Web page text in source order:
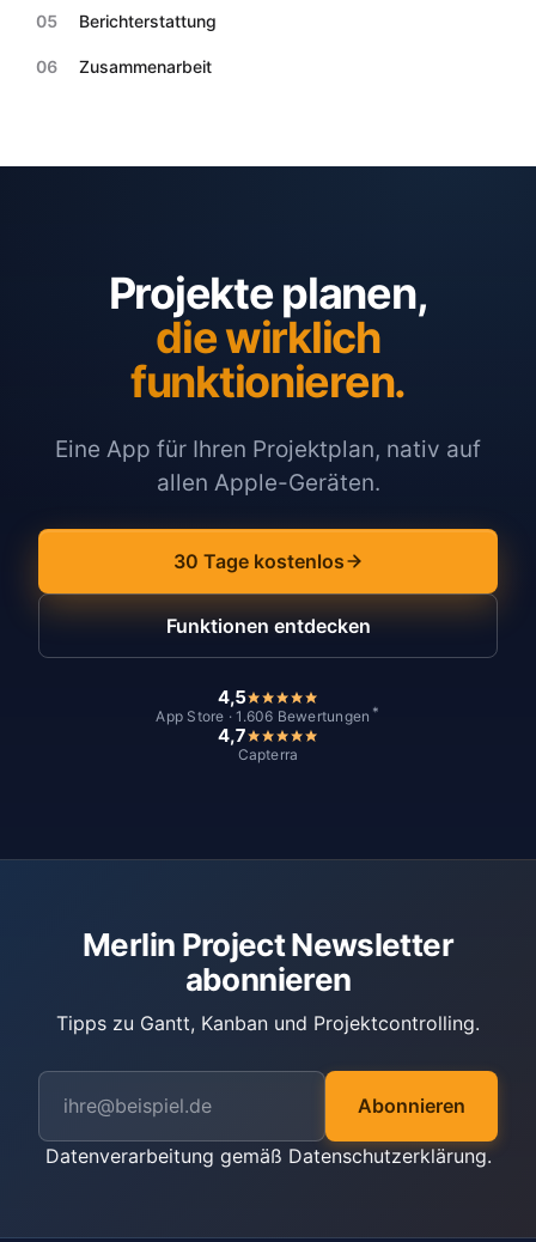
05 Berichterstattung
06 Zusammenarbeit
Projekte planen,
die wirklich
funktionieren.
Eine App für Ihren Projektplan, nativ auf
allen Apple-Geräten.
30 Tage kostenlos
Funktionen entdecken
4,5
App Store · 1.606 Bewertungen *
4,7
Capterra
Merlin Project Newsletter
abonnieren
Tipps zu Gantt, Kanban und Projektcontrolling.
Abonnieren
Datenverarbeitung gemäß Datenschutzerklärung.